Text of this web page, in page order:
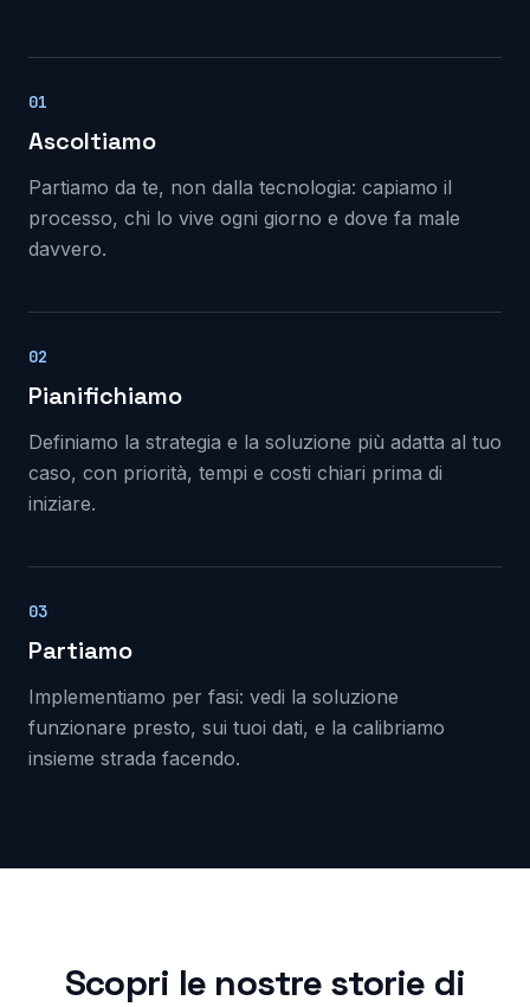
01
Ascoltiamo
Partiamo da te, non dalla tecnologia: capiamo il
processo, chi lo vive ogni giorno e dove fa male
davvero.
02
Pianifichiamo
Definiamo la strategia e la soluzione più adatta al tuo
caso, con priorità, tempi e costi chiari prima di
iniziare.
03
Partiamo
Implementiamo per fasi: vedi la soluzione
funzionare presto, sui tuoi dati, e la calibriamo
insieme strada facendo.
Scopri le nostre storie di